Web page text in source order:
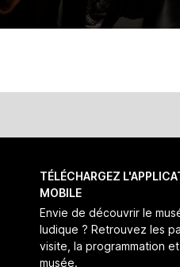
TÉLÉCHARGEZ
MOBILE
Envie de découvrir le
ludique ? Retrouvez les
visite, la programmation et
musée.